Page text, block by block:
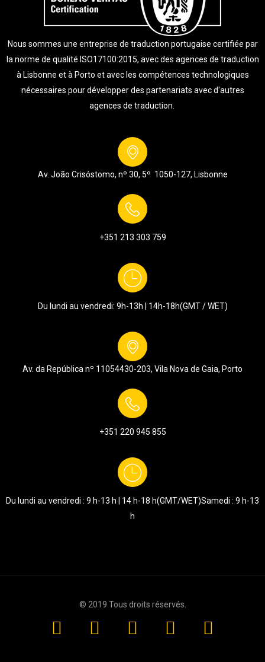
Nous sommes une entreprise de traduction portugaise certifiée par
la norme de qualité ISO17100:2015, avec des agences de traduction
à Lisbonne et à Porto et avec les compétences technologiques
nécessaires pour développer des partenariats avec d'autres
agences de traduction.
Av. João Crisóstomo, nº 30, 5º 1050-127, Lisbonne
+351 213 303 759
Du lundi au vendredi: 9h-13h | 14h-18h(GMT / WET)
Av. da República nº 11054430-203, Vila Nova de Gaia, Porto
+351 220 945 855
Du lundi au vendredi : 9 h-13 h | 14 h-18 h(GMT/WET)Samedi : 9 h-13
h
© 2019 Tous droits réservés